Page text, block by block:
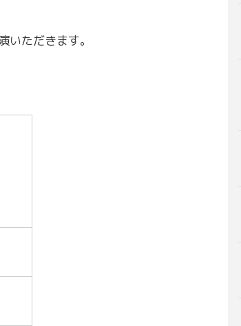
研究会
ただきます。